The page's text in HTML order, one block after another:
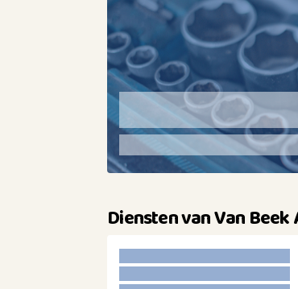
Diensten van Van